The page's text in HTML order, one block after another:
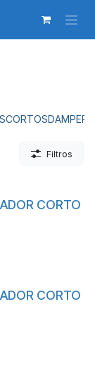
CORTOSDAMPERS
Filtros
CORTO
CORTO